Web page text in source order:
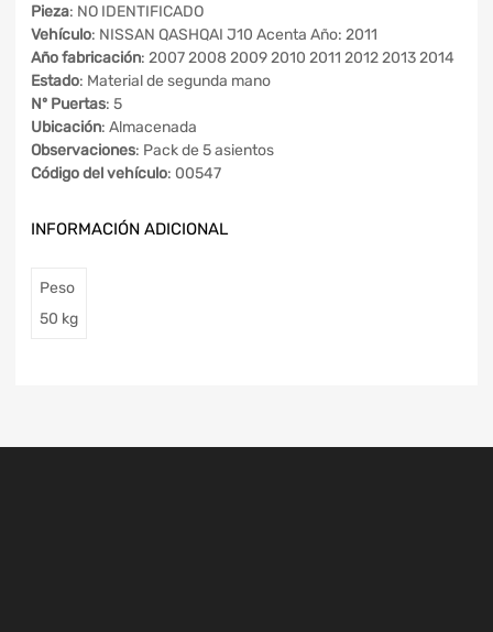
Pieza: NO IDENTIFICADO
Vehículo: NISSAN QASHQAI J10 Acenta Año: 2011
Año fabricación: 2007 2008 2009 2010 2011 2012 2013 2014
Estado: Material de segunda mano
Nº Puertas: 5
Ubicación: Almacenada
Observaciones: Pack de 5 asientos
Código del vehículo: 00547
INFORMACIÓN ADICIONAL
Peso
50 kg